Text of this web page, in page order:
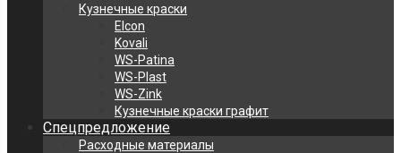
Кузнечные краски
Elcon
Kovali
WS-Patina
WS-Plast
WS-Zink
Кузнечные краски графит
Спецпредложение
Расходные материалы